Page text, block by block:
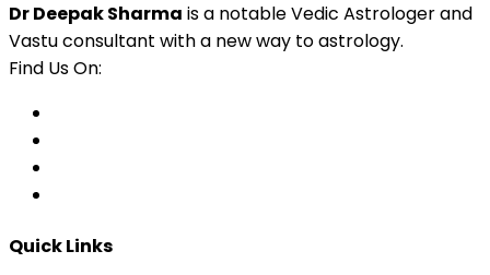
Dr Deepak Sharma is a notable Vedic Astrologer and
Vastu consultant with a new way to astrology.
Find Us On:
Quick Links